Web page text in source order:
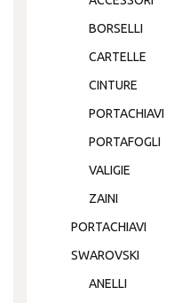
BORSELLI
CARTELLE
CINTURE
PORTACHIAVI
PORTAFOGLI
VALIGIE
ZAINI
PORTACHIAVI
SWAROVSKI
ANELLI